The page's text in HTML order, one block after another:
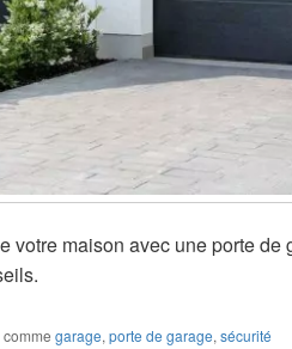
votre maison avec une porte
garage, porte de garage, sécurité